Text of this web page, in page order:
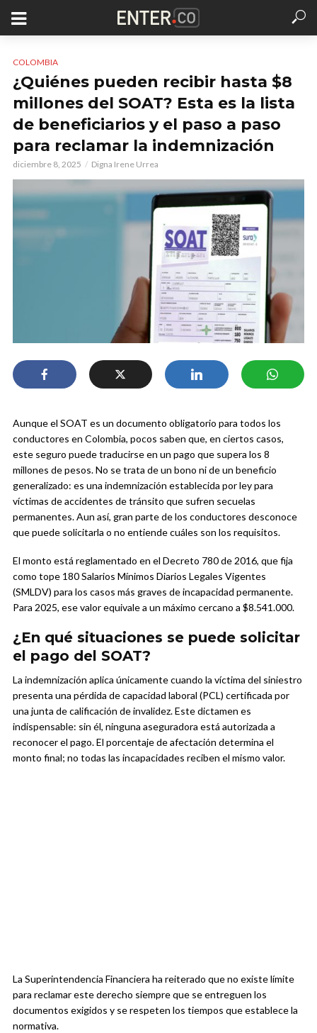
COLOMBIA
¿Quiénes pueden recibir hasta $8
millones del SOAT? Esta es la lista
de beneficiarios y el paso a paso
para reclamar la indemnización
diciembre 8, 2025 Digna Irene Urrea
Aunque el SOAT es un documento obligatorio para todos los
conductores en Colombia, pocos saben que, en ciertos casos,
este seguro puede traducirse en un pago que supera los 8
millones de pesos. No se trata de un bono ni de un beneficio
generalizado: es una indemnización establecida por ley para
víctimas de accidentes de tránsito que sufren secuelas
permanentes. Aun así, gran parte de los conductores desconoce
que puede solicitarla o no entiende cuáles son los requisitos.
El monto está reglamentado en el Decreto 780 de 2016, que fija
como tope 180 Salarios Mínimos Diarios Legales Vigentes
(SMLDV) para los casos más graves de incapacidad permanente.
Para 2025, ese valor equivale a un máximo cercano a $8.541.000.
¿En qué situaciones se puede solicitar
el pago del SOAT?
La indemnización aplica únicamente cuando la víctima del siniestro
presenta una pérdida de capacidad laboral (PCL) certificada por
una junta de calificación de invalidez. Este dictamen es
indispensable: sin él, ninguna aseguradora está autorizada a
reconocer el pago. El porcentaje de afectación determina el
monto final; no todas las incapacidades reciben el mismo valor.
La Superintendencia Financiera ha reiterado que no existe límite
para reclamar este derecho siempre que se entreguen los
documentos exigidos y se respeten los tiempos que establece la
normativa.